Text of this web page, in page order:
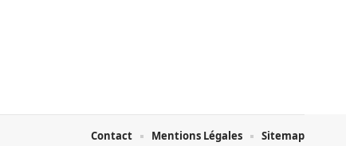
Contact Mentions Légales Sitemap